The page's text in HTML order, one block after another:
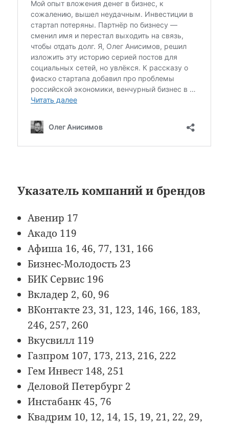
Указатель компаний и брендов
Авенир 17
Акадо 119
Афиша 16, 46, 77, 131, 166
Бизнес-Молодость 23
БИК Сервис 196
Вкладер 2, 60, 96
ВКонтакте 23, 31, 123, 146, 166, 183,
246, 257, 260
Вкусвилл 119
Газпром 107, 173, 213, 216, 222
Гем Инвест 148, 251
Деловой Петербург 2
Инстабанк 45, 76
Квадрим 10, 12, 14, 15, 19, 21, 22, 29,